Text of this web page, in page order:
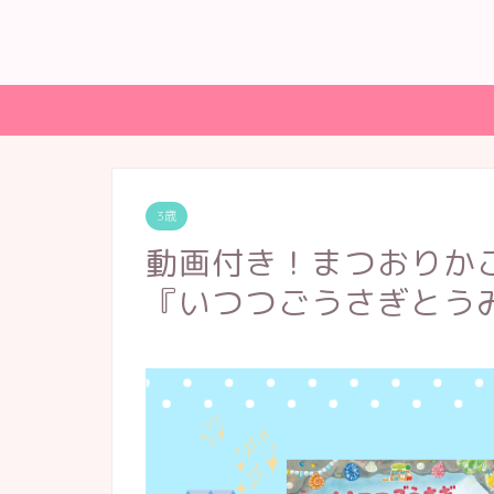
3歳
動画付き！まつおり
『いつつごうさぎと